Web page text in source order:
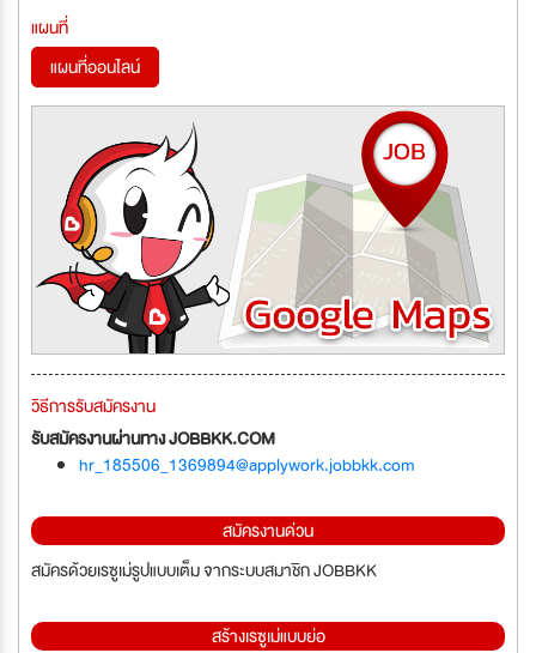
แผนที่
แผนที่ออนไลน์
วิธีการรับสมัครงาน
รับสมัครงานผ่านทาง JOBBKK.COM
hr_185506_1369894@applywork.jobbkk.com
สมัครงานด่วน
สมัครด้วยเรซูเม่รูปแบบเต็ม จากระบบสมาชิก JOBBKK
สร้างเรซูเม่แบบย่อ